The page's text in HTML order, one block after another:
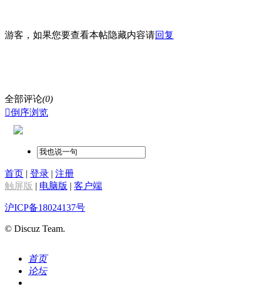
游客，如果您要查看本帖隐藏内容请回复
全部评论(0)
倒序浏览
首页 | 登录 | 注册
触屏版 | 电脑版 | 客户端
沪ICP备18024137号
© Discuz Team.
首页
论坛